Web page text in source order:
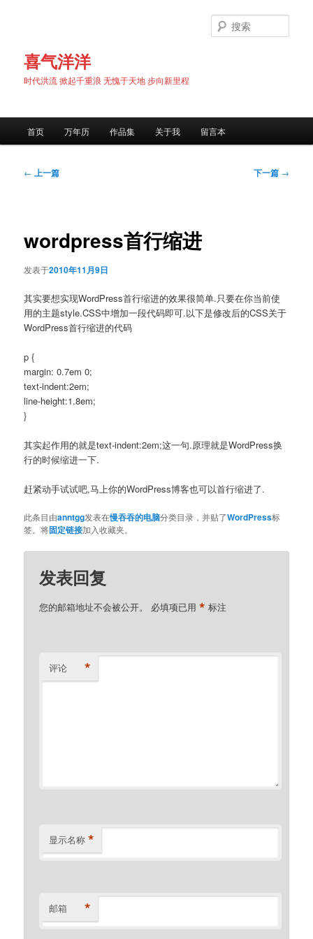
喜气洋洋
时代洪流 掀起千重浪 无愧于天地 步向新里程
索
首页 万年历 作品集 关于我 留言本
文
← 上一篇 下一篇 →
wordpress首行缩进
发表于2010年11月9日
其实要想实现WordPress首行缩进的效果很简单.只要在你当前使
用的主题style.CSS中增加一段代码即可.以下是修改后的CSS关于
WordPress首行缩进的代码
p {
margin: 0.7em 0;
text-indent:2em;
line-height:1.8em;
}
其实起作用的就是text-indent:2em;这一句.原理就是WordPress换
行的时候缩进一下.
赶紧动手试试吧,马上你的WordPress博客也可以首行缩进了.
此条目由anntgg发表在慢吞吞的电脑分类目录，并贴了WordPress标
签。将固定链接加入收藏夹。
发表回复
您的邮箱地址不会被公开。 必填项已用* 标注
评论 *
显示名称 *
邮箱 *